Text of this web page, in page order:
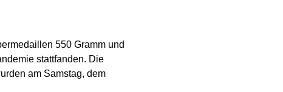
550 Gramm und
stattfanden. Die
am Samstag, dem